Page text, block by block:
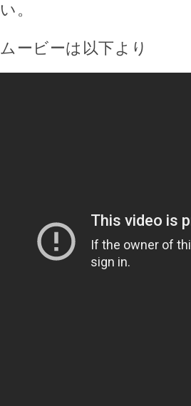
い。
ムービーは以下より